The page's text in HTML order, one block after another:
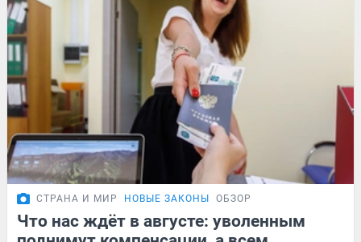
СТРАНА И МИР НОВЫЕ ЗАКОНЫ ОБЗОР
Что нас ждёт в августе: уволенным